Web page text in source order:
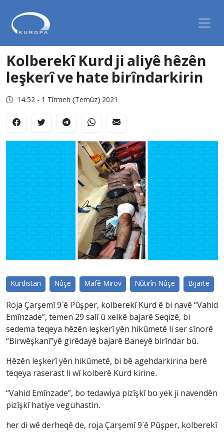
Kolberekî Kurd ji aliyê hêzên
leşkerî ve hate birîndarkirin
14:52 - 1 Tîrmeh (Temûz) 2021
Kurdistan Nûçe Mafê Mirov Nûtirîn Nûçe Bijarte
Roja Çarşemî 9`ê Pûşper, kolberekî Kurd ê bi navê “Vahid
Emînzade”, temen 29 salî û xelkê bajarê Seqizê, bi
sedema teqeya hêzên leşkerî yên hikûmetê li ser sînorê
“Birwêşkanî”yê girêdayê bajarê Baneyê birîndar bû.
Hêzên leşkerî yên hikûmetê, bi bê agehdarkirina berê
teqeya raserast li wî kolberê Kurd kirine.
“Vahid Emînzade”, bo tedawiya pizîşkî bo yek ji navendên
pizîşkî hatiye veguhastin.
her di wê derheqê de, roja Çarşemî 9`ê Pûşper, kolberekî